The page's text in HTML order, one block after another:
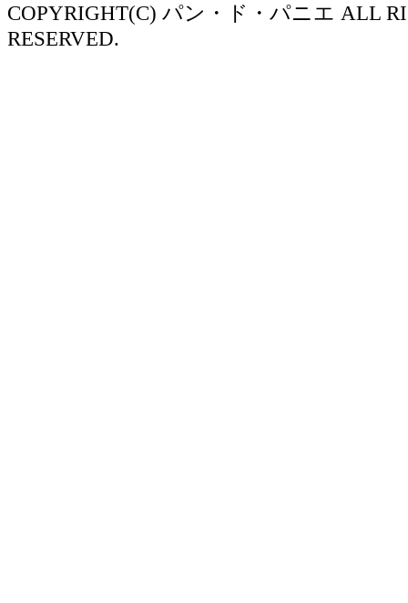
COPYRIGHT(C) パン・ド・パニエ ALL
RESERVED.